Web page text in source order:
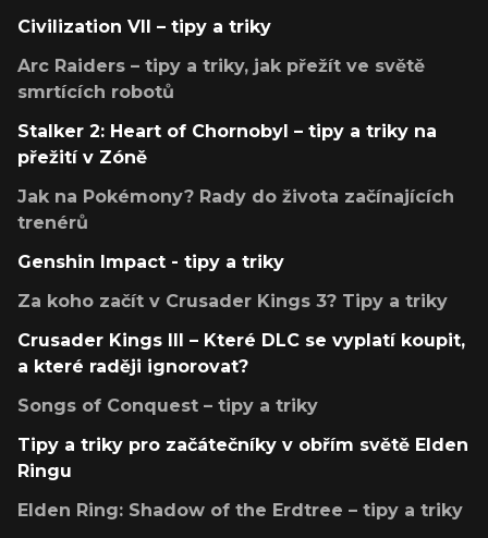
Civilization VII – tipy a triky
Arc Raiders – tipy a triky, jak přežít ve světě
smrtících robotů
Stalker 2: Heart of Chornobyl – tipy a triky na
přežití v Zóně
Jak na Pokémony? Rady do života začínajících
trenérů
Genshin Impact - tipy a triky
Za koho začít v Crusader Kings 3? Tipy a triky
Crusader Kings III – Které DLC se vyplatí koupit,
a které raději ignorovat?
Songs of Conquest – tipy a triky
Tipy a triky pro začátečníky v obřím světě Elden
Ringu
Elden Ring: Shadow of the Erdtree – tipy a triky